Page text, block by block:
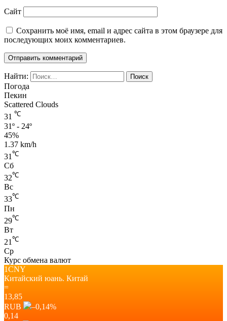
Сайт
Сохранить моё имя, email и адрес сайта в этом браузере для
последующих моих комментариев.
Найти:
Погода
Пекин
Scattered Clouds
31 ℃
31º - 24º
45%
1.37 km/h
31 ℃
Сб
32℃
Вс
33℃
Пн
29℃
Вт
21 ℃
Ср
Курс обмена валют
1CNY
Китайский юань. Китай
=
13,85
RUB
–0,14%
0,14